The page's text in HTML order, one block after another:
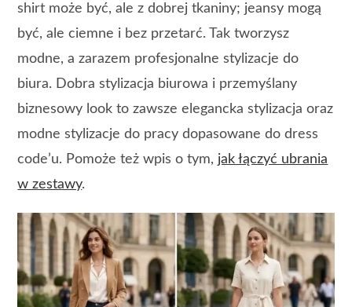
shirt może być, ale z dobrej tkaniny; jeansy mogą
być, ale ciemne i bez przetarć. Tak tworzysz
modne, a zarazem profesjonalne stylizacje do
biura. Dobra stylizacja biurowa i przemyślany
biznesowy look to zawsze elegancka stylizacja oraz
modne stylizacje do pracy dopasowane do dress
code’u. Pomoże też wpis o tym, jak łączyć ubrania
w zestawy.